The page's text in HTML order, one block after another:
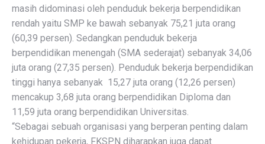
masih didominasi oleh penduduk bekerja berpendidikan
rendah yaitu SMP ke bawah sebanyak 75,21 juta orang
(60,39 persen). Sedangkan penduduk bekerja
berpendidikan menengah (SMA sederajat) sebanyak 34,06
juta orang (27,35 persen). Penduduk bekerja berpendidikan
tinggi hanya sebanyak 15,27 juta orang (12,26 persen)
mencakup 3,68 juta orang berpendidikan Diploma dan
11,59 juta orang berpendidikan Universitas.
“Sebagai sebuah organisasi yang berperan penting dalam
kehidupan pekerja, FKSPN diharapkan juga dapat